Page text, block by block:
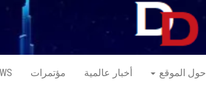
حول الموقع أخبار عالمية مؤتمرات